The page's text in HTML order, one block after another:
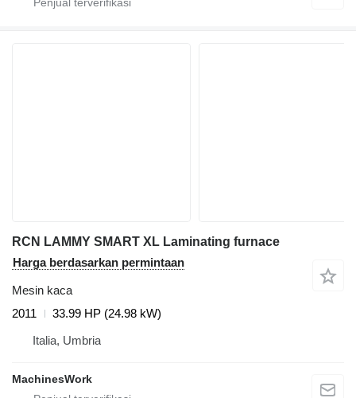
RCN LAMMY SMART XL Laminating furnace
Harga berdasarkan permintaan
Mesin kaca
2011
33.99 HP (24.98 kW)
Italia, Umbria
MachinesWork